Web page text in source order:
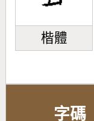
楷體
字碼